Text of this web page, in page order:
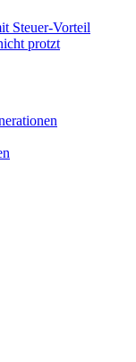
Steuer-Vorteil
protzt